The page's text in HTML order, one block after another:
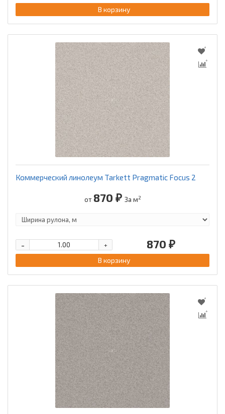
В корзину
Коммерческий линолеум Tarkett Pragmatic Focus 2
от 870 ₽ За м2
870 ₽
+
-
В корзину